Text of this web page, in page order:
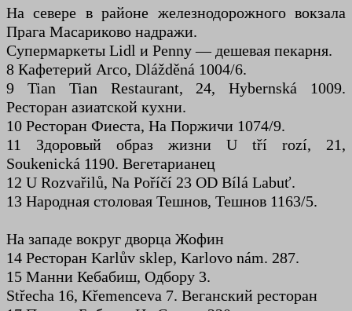
На севере в районе железнодорожного вокзала
Прага Масариково надражи.
Супермаркеты Lidl и Penny — дешевая пекарня.
8 Кафетерий Arco, Dlážděná 1004/6.
9 Tian Tian Restaurant, 24, Hybernská 1009.
Ресторан азиатской кухни.
10 Ресторан Фиеста, На Поржичи 1074/9.
11 Здоровый образ жизни U tří rozí, 21,
Soukenická 1190. Вегетарианец
12 U Rozvařilů, Na Poříčí 23 OD Bílá Labuť.
13 Народная столовая Тешнов, Тешнов 1163/5.
На западе вокруг дворца Жофин
14 Ресторан Karlův sklep, Karlovo nám. 287.
15 Манни Кебабиш, Одбору 3.
Střecha 16, Křemenceva 7. Веганский ресторан